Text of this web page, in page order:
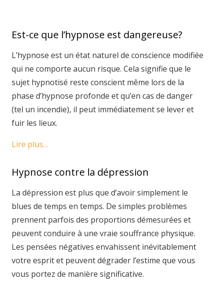
Est-ce que l’hypnose est dangereuse?
L’hypnose est un état naturel de conscience modifiée
qui ne comporte aucun risque. Cela signifie que le
sujet hypnotisé reste conscient même lors de la
phase d’hypnose profonde et qu’en cas de danger
(tel un incendie), il peut immédiatement se lever et
fuir les lieux.
Lire plus…
Hypnose contre la dépression
La dépression est plus que d’avoir simplement le
blues de temps en temps. De simples problèmes
prennent parfois des proportions démesurées et
peuvent conduire à une vraie souffrance physique.
Les pensées négatives envahissent inévitablement
votre esprit et peuvent dégrader l’estime que vous
vous portez de manière significative.